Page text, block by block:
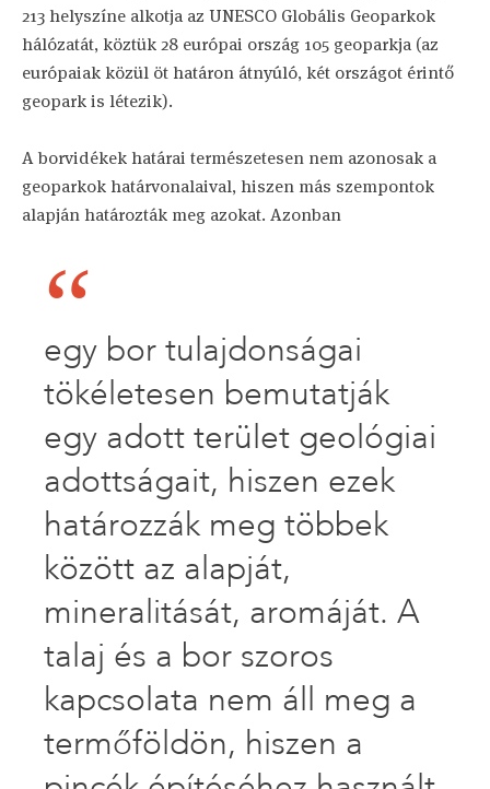
213 helyszíne alkotja az UNESCO Globális Geoparkok
hálózatát, köztük 28 európai ország 105 geoparkja (az
európaiak közül öt határon átnyúló, két országot érintő
geopark is létezik).
A borvidékek határai természetesen nem azonosak a
geoparkok határvonalaival, hiszen más szempontok
alapján határozták meg azokat. Azonban
egy bor tulajdonságai
tökéletesen bemutatják
egy adott terület geológiai
adottságait, hiszen ezek
határozzák meg többek
között az alapját,
mineralitását, aromáját. A
talaj és a bor szoros
kapcsolata nem áll meg a
termőföldön, hiszen a